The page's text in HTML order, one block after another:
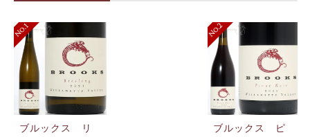
ブルックス リ
ブルックス ピ